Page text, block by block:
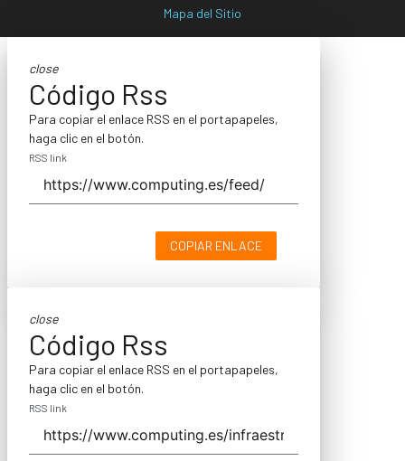
Mapa del Sitio
close
Código Rss
Para copiar el enlace RSS en el portapapeles,
haga clic en el botón.
RSS link
COPIAR ENLACE
close
Código Rss
Para copiar el enlace RSS en el portapapeles,
haga clic en el botón.
RSS link